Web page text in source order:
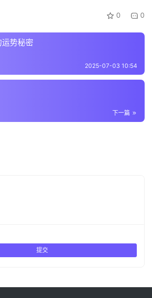
0 0
势秘密
2025-07-03 10:54
下一篇
提交